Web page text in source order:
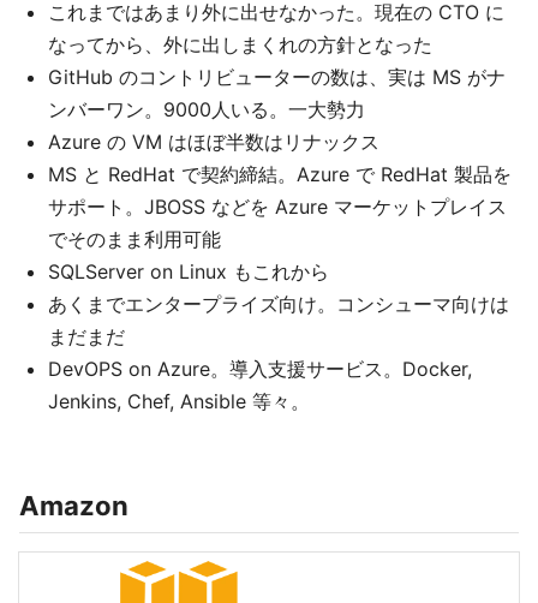
これまではあまり外に出せなかった。現在の CTO に
なってから、外に出しまくれの方針となった
GitHub のコントリビューターの数は、実は MS がナ
ンバーワン。9000人いる。一大勢力
Azure の VM はほぼ半数はリナックス
MS と RedHat で契約締結。Azure で RedHat 製品を
サポート。JBOSS などを Azure マーケットプレイス
でそのまま利用可能
SQLServer on Linux もこれから
あくまでエンタープライズ向け。コンシューマ向けは
まだまだ
DevOPS on Azure。導入支援サービス。Docker,
Jenkins, Chef, Ansible 等々。
Amazon